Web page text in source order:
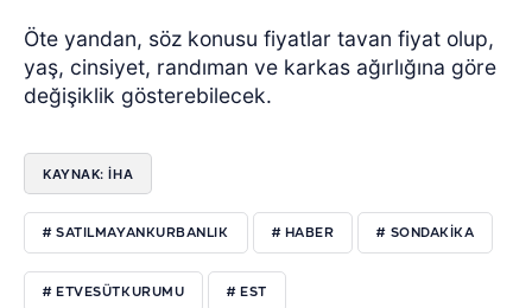
Öte yandan, söz konusu fiyatlar tavan fiyat olup,
yaş, cinsiyet, randıman ve karkas ağırlığına göre
değişiklik gösterebilecek.
KAYNAK: İHA
# SATILMAYANKURBANLIK # HABER # SONDAKİKA
# ETVESÜTKURUMU # EST